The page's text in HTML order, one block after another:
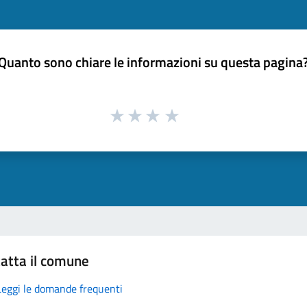
sono chiare le informazioni su questa
il comune
le domande frequenti